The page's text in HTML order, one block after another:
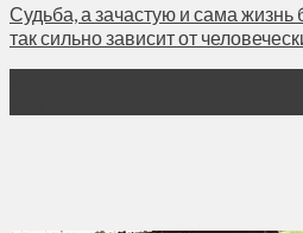
Судьба, а зачастую и сама жизнь
так сильно зависит от